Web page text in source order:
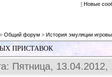
[ Новые
» Общий форум » История эмуляции
ПРИСТАВОК
Пятница,